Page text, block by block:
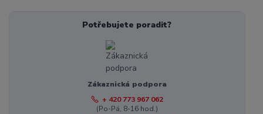
Potřebujete poradit?
Zákaznická podpora
+ 420 773 967 062
(Po-Pá, 8-16 hod.)